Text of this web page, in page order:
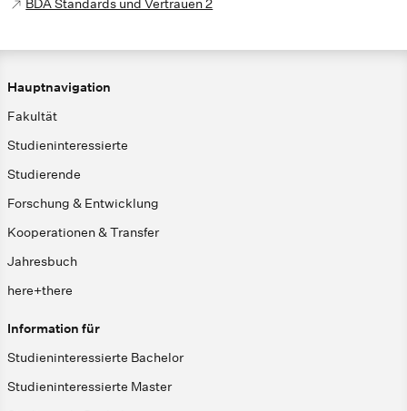
BDA Standards und Vertrauen 2
Hauptnavigation
Fakultät
Studieninteressierte
Studierende
Forschung & Entwicklung
Kooperationen & Transfer
Jahresbuch
here+there
Information für
Studieninteressierte Bachelor
Studieninteressierte Master